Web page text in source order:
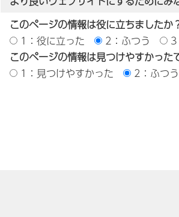
このページの情報は役に立ちましたか
1：役に立った
2：ふつう
このページの情報は見つけやすかった
1：見つけやすかった
2：ふつう